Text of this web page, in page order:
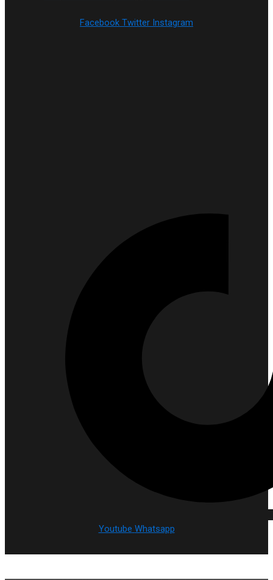
Facebook Twitter Instagram
Youtube Whatsapp